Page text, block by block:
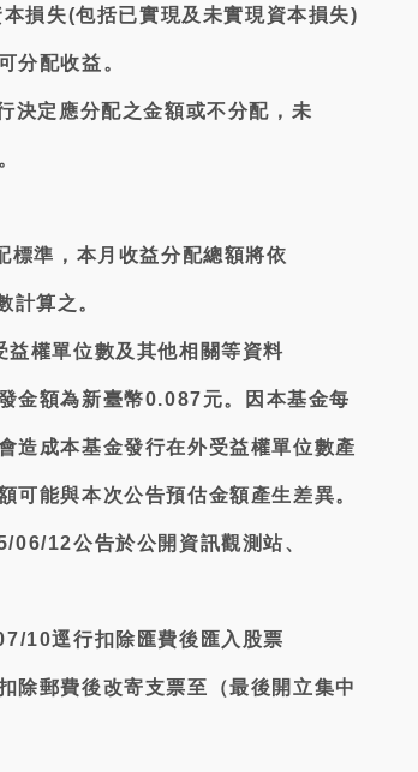
損失(包括已實現及未實現資本損失)
分配收益。
決定應分配之金額或不分配，未
標準，本月收益分配總額將依
計算之。
權單位數及其他相關等資料
金額為新臺幣0.087元。因本基金每
造成本基金發行在外受益權單位數產
可能與本次公告預估金額產生差異。
06/12公告於公開資訊觀測站、
10逕行扣除匯費後匯入股票
除郵費後改寄支票至（最後開立集中